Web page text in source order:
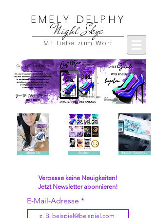
EMELY DELPHY
Mit Liebe zum Wort
Night Skye
About Me Bücher Soziale Netzwerke
Verpasse keine Neuigkeiten!
Jetzt Newsletter abonnieren!
E-Mail-Adresse